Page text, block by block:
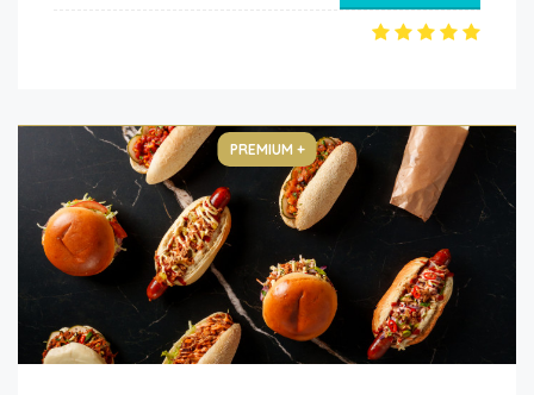
PREMIUM +